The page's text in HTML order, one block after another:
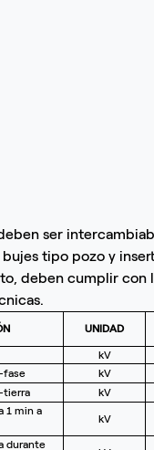
ser
tipo pozo y
deben cumplir con
UNIDAD
kV
fase
kV
tierra
kV
1 min a
kV
durante